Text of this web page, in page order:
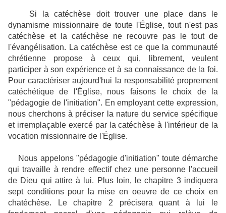
Si la catéchèse doit trouver une place dans le
dynamisme missionnaire de toute l'Église, tout n'est pas
catéchèse et la catéchèse ne recouvre pas le tout de
l'évangélisation. La catéchèse est ce que la communauté
chrétienne propose à ceux qui, librement, veulent
participer à son expérience et à sa connaissance de la foi.
Pour caractériser aujourd'hui la responsabilité proprement
catéchétique de l'Église, nous faisons le choix de la
"pédagogie de l'initiation". En employant cette expression,
nous cherchons à préciser la nature du service spécifique
et irremplaçable exercé par la catéchèse à l'intérieur de la
vocation missionnaire de l'Église.
Nous appelons "pédagogie d'initiation" toute démarche
qui travaille à rendre effectif chez une personne l'accueil
de Dieu qui attire à lui. Plus loin, le chapitre 3 indiquera
sept conditions pour la mise en oeuvre de ce choix en
chatéchèse. Le chapitre 2 précisera quant à lui le